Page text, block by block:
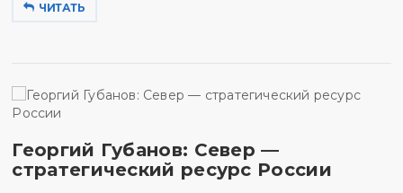
ЧИТАТЬ
Георгий Губанов: Север —
стратегический ресурс России